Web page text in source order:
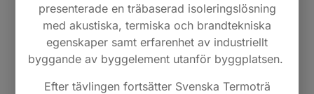
Utfyllnad av I-balk
Här ser man hur Termoträ fyller ut mot
presenterade en träbaserad isoleringslösning
med akustiska, termiska och brandtekniska
egenskaper samt erfarenhet av industriellt
byggande av byggelement utanför byggplatsen.
Efter tävlingen fortsätter Svenska Termoträ